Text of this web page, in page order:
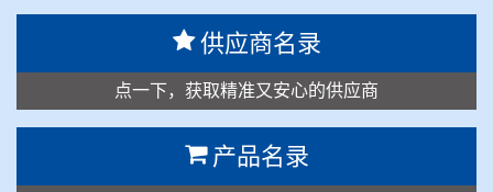
供应商名录
点一下，获取精准又安心的供应商
产品名录